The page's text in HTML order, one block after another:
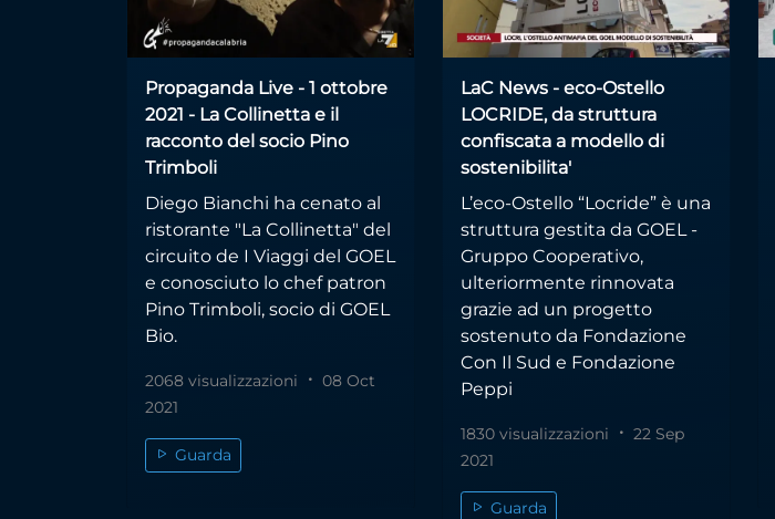
Propaganda Live - 1 ottobre
2021 - La Collinetta e il
racconto del socio Pino
Trimboli
Diego Bianchi ha cenato al
ristorante "La Collinetta" del
circuito de I Viaggi del GOEL
e conosciuto lo chef patron
Pino Trimboli, socio di GOEL
Bio.
2068 visualizzazioni
08 Oct
2021
Guarda
LaC News - eco-Ostello
LOCRIDE, da struttura
confiscata a modello di
sostenibilita'
L’eco-Ostello “Locride” è una
struttura gestita da GOEL -
Gruppo Cooperativo,
ulteriormente rinnovata
grazie ad un progetto
sostenuto da Fondazione
Con Il Sud e Fondazione
Peppi
1830 visualizzazioni
22 Sep
2021
Guarda